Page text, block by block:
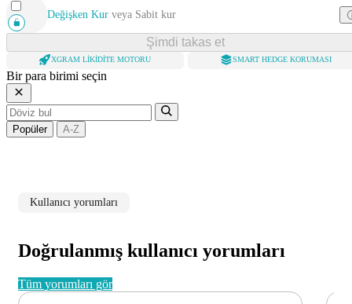
Değişken Kur veya Sabit kur
Şimdi takas et
XGRAM LIKIDITE MOTORU SMART HEDGE KORUMASI
Bir para birimi seçin
Popüler A-Z
Kullanıcı yorumları
Doğrulanmış kullanıcı yorumları
Tüm yorumları gör